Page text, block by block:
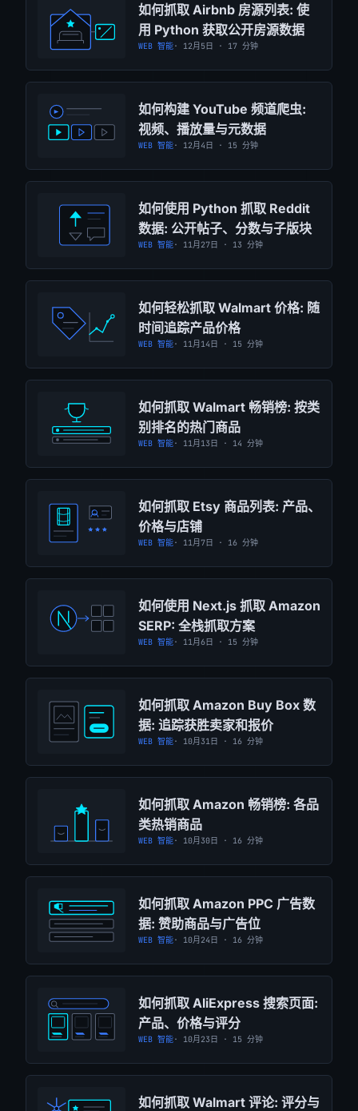
如何抓取 Airbnb 房源列表: 使
用 Python 获取公开房源数据
WEB 智能· 12月5日 · 17 分钟
如何构建 YouTube 频道爬虫:
视频、播放量与元数据
WEB 智能· 12月4日 · 15 分钟
如何使用 Python 抓取 Reddit
数据: 公开帖子、分数与子版块
WEB 智能· 11月27日 · 13 分钟
如何轻松抓取 Walmart 价格: 随
时间追踪产品价格
WEB 智能· 11月14日 · 15 分钟
如何抓取 Walmart 畅销榜: 按类
别排名的热门商品
WEB 智能· 11月13日 · 14 分钟
如何抓取 Etsy 商品列表: 产品、
价格与店铺
WEB 智能· 11月7日 · 16 分钟
如何使用 Next.js 抓取 Amazon
SERP: 全栈抓取方案
WEB 智能· 11月6日 · 15 分钟
如何抓取 Amazon Buy Box 数
据: 追踪获胜卖家和报价
WEB 智能· 10月31日 · 16 分钟
如何抓取 Amazon 畅销榜: 各品
类热销商品
WEB 智能· 10月30日 · 16 分钟
如何抓取 Amazon PPC 广告数
据: 赞助商品与广告位
WEB 智能· 10月24日 · 16 分钟
如何抓取 AliExpress 搜索页面:
产品、价格与评分
WEB 智能· 10月23日 · 15 分钟
如何抓取 Walmart 评论: 评分与